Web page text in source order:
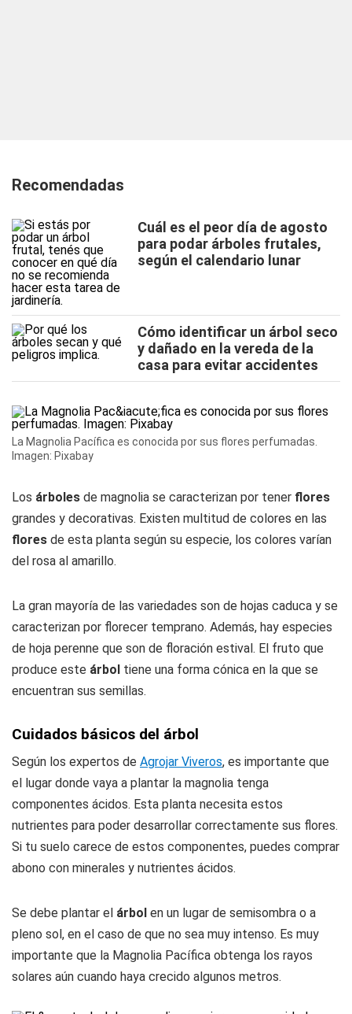
Recomendadas
Cuál es el peor día de agosto
para podar árboles frutales,
según el calendario lunar
Cómo identificar un árbol seco
y dañado en la vereda de la
casa para evitar accidentes
La Magnolia Pacífica es conocida por sus flores perfumadas.
Imagen: Pixabay
Los árboles de magnolia se caracterizan por tener flores
grandes y decorativas. Existen multitud de colores en las
flores de esta planta según su especie, los colores varían
del rosa al amarillo.
La gran mayoría de las variedades son de hojas caduca y se
caracterizan por florecer temprano. Además, hay especies
de hoja perenne que son de floración estival. El fruto que
produce este árbol tiene una forma cónica en la que se
encuentran sus semillas.
Cuidados básicos del árbol
Según los expertos de Agrojar Viveros, es importante que
el lugar donde vaya a plantar la magnolia tenga
componentes ácidos. Esta planta necesita estos
nutrientes para poder desarrollar correctamente sus flores.
Si tu suelo carece de estos componentes, puedes comprar
abono con minerales y nutrientes ácidos.
Se debe plantar el árbol en un lugar de semisombra o a
pleno sol, en el caso de que no sea muy intenso. Es muy
importante que la Magnolia Pacífica obtenga los rayos
solares aún cuando haya crecido algunos metros.